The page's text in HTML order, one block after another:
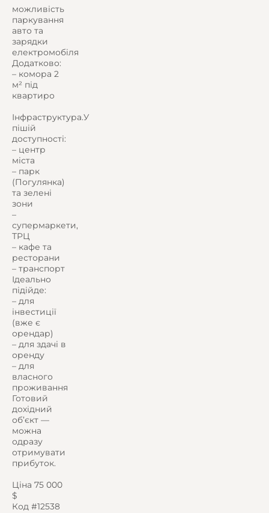
можливість
паркування
авто та
зарядки
електромобіля
Додатково:
– комора 2
м² під
квартиро
Інфраструктура.У
пішій
доступності:
– центр
міста
– парк
(Погулянка)
та зелені
зони
–
супермаркети,
ТРЦ
– кафе та
ресторани
– транспорт
Ідеально
підійде:
– для
інвестиції
(вже є
орендар)
– для здачі в
оренду
– для
власного
проживання
Готовий
дохідний
об’єкт —
можна
одразу
отримувати
прибуток.
Ціна 75 000
$
Код #12538